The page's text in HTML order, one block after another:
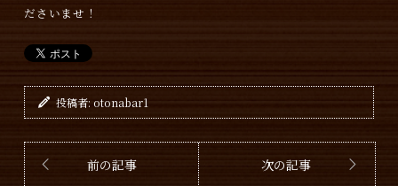
ださいませ！
投稿者:otonabar1
前の記事 次の記事